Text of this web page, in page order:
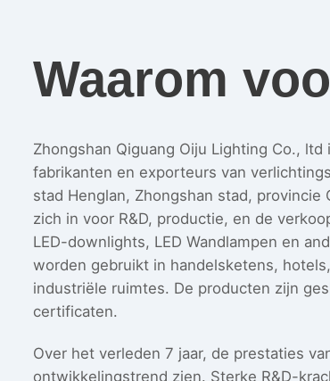
Waarom
Zhongshan Qiguang Oiju Lighting Co.,
fabrikanten en exporteurs van
stad Henglan, Zhongshan stad,
zich in voor R&D, productie, en de
LED-downlights, LED Wandlampen en
worden gebruikt in handelsketens,
industriële ruimtes. De producten zijn
certificaten.
Over het verleden 7 jaar, de prestaties
ontwikkelingstrend zien. Sterke R&D-